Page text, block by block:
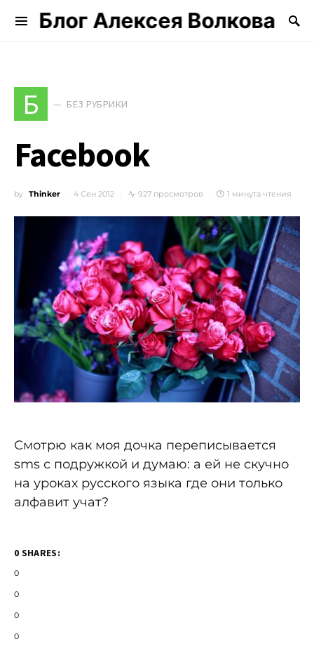
Блог Алексея Волкова
Search for:
Б БЕЗ РУБРИКИ
Facebook
by Thinker 4 Сен 2012 927 просмотров 1 минута чтения
Смотрю как моя дочка переписывается
sms с подружкой и думаю: а ей не скучно
на уроках русского языка где они только
алфавит учат?
0 SHARES:
0
0
0
0